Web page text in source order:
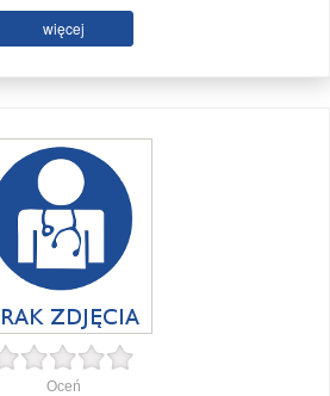
więcej
Oceń